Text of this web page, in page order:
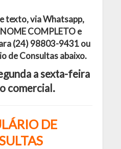
texto, via Whatsapp,
NOME COMPLETO e
(24) 98803-9431 ou
de Consultas abaixo.
a sexta-feira
comercial.
DE